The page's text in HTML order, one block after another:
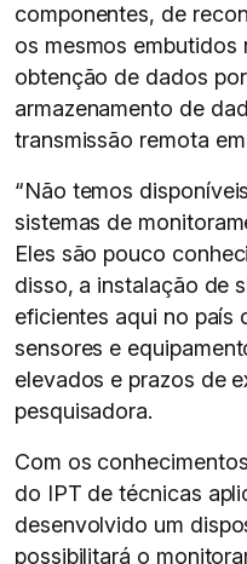
componentes, de
os mesmos embutidos
obtenção de dados
armazenamento de
transmissão remota
“Não temos
sistemas de
Eles são pouco
disso, a instalação de
eficientes aqui no país
sensores e
elevados e prazos de
pesquisadora.
Com os
do IPT de técnicas
desenvolvido um
possibilitará o